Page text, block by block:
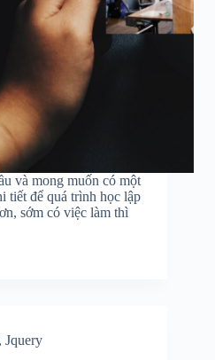
và mong muốn có một
tiết để quá trình học lập
sớm có việc làm thì
, Jquery